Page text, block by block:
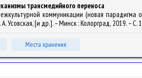
трансмедийного переноса
коммуникации (новая
Усовская, [и др.]. – Минск : Колорград, 2019. – С.
Места хранения